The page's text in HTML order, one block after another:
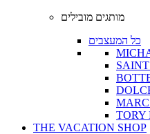
מותגים מובילים
כל המעצבים
TORY
THE VACATION SHOP